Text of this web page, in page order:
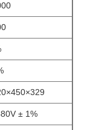
± 1%